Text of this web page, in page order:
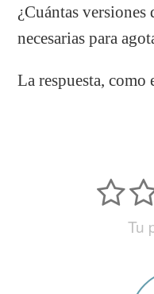
¿Cuántas versiones
necesarias para
La respuesta,
Tu